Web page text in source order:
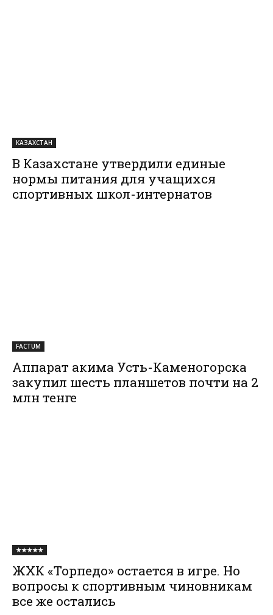
КАЗАХСТАН
В Казахстане утвердили единые
нормы питания для учащихся
спортивных школ-интернатов
FACTUM
Аппарат акима Усть-Каменогорска
закупил шесть планшетов почти на 2
млн тенге
★★★★★
ЖХК «Торпедо» остается в игре. Но
вопросы к спортивным чиновникам
все же остались